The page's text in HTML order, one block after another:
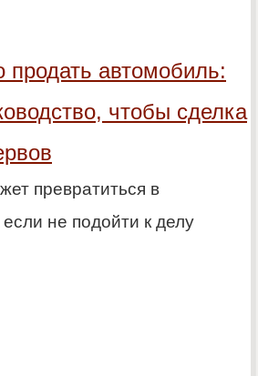
продать автомобиль:
чтобы сделка
превратиться в
не подойти к делу